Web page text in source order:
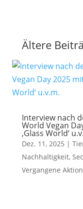
Ältere
Interview nach
World Vegan
‚Glass World‘
Dez. 11, 2025 |
Nachhaltigkeit,
Vergangene